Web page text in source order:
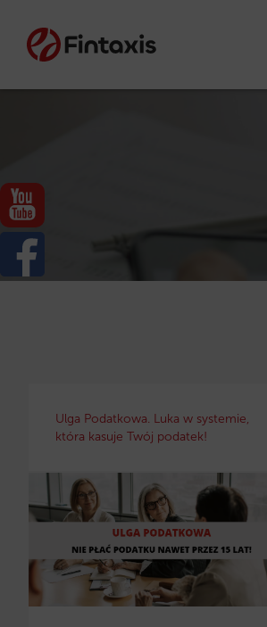
Ulga Podatkowa. Luka w systemie,
która kasuje Twój podatek!